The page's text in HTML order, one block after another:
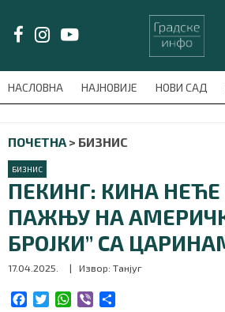
НАСЛОВНА НАЈНОВИЈЕ НОВИ САД
meni'); $this_item = current(
ПОЧЕТНА > БИЗНИС
БИЗНИС
ПЕКИНГ: КИНА
ПАЖЊУ НА
БРОЈКИ” СА
17.04.2025. | Извор: Танјуг
W
LAT/ЋИР
НАСЛОВНА
НАЈНОВИЈЕ
НОВИ САД
ПОДКАСТ
ЗЕЛЕНИ ГРАД